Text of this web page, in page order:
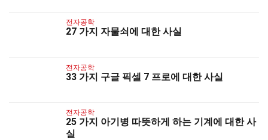
전자공학
27 가지 자물쇠에 대한 사실
전자공학
33 가지 구글 픽셀 7 프로에 대한 사실
전자공학
25 가지 아기병 따뜻하게 하는 기계에 대한 사
실